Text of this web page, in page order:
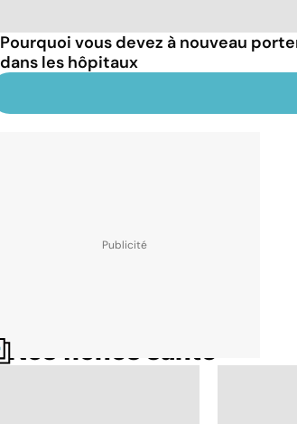
Pourquoi vous devez à nouveau
dans les hôpitaux
Nos fiches santé